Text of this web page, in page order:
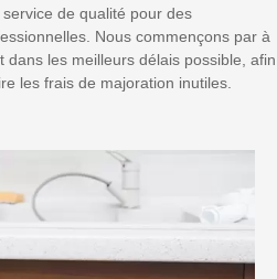
de qualité pour des
Nous commençons par à
dans les meilleurs délais possible, afin
les frais de majoration inutiles.